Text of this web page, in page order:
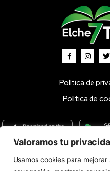
Valoramos tu
Usamos cookies para
Política de
Política de
TV DIRECTO 🔴